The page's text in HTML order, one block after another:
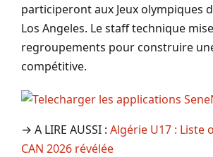
participeront aux Jeux olympiques
Los Angeles. Le staff technique
regroupements pour construire
compétitive.
→ A LIRE AUSSI : Algérie U17 : Liste
CAN 2026 révélée